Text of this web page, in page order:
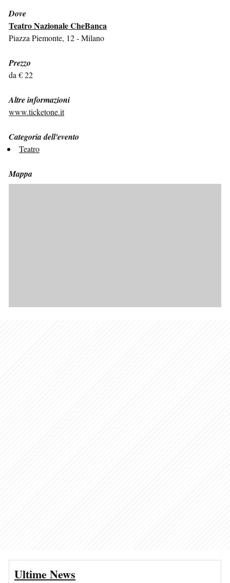
Dove
Teatro Nazionale CheBanca
Piazza Piemonte, 12 - Milano
Prezzo
da € 22
Altre informazioni
www.ticketone.it
Categoria dell'evento
Teatro
Mappa
Ultime News